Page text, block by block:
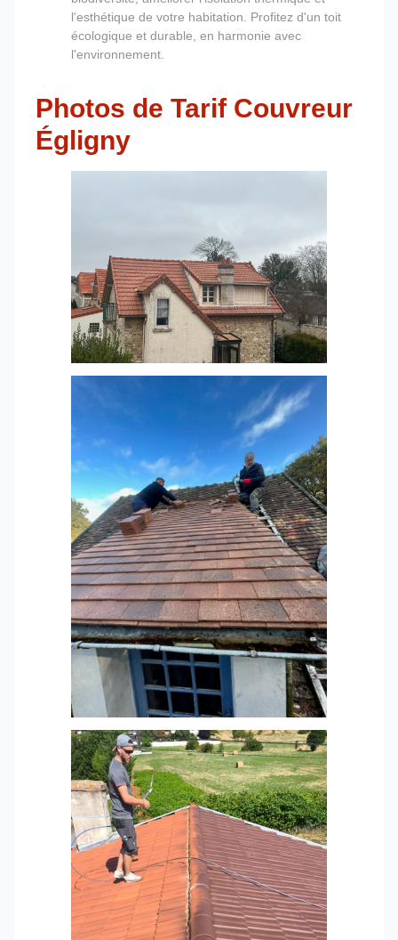
l'esthétique de votre habitation. Profitez d'un toit
écologique et durable, en harmonie avec
l'environnement.
Photos de Tarif Couvreur
Égligny